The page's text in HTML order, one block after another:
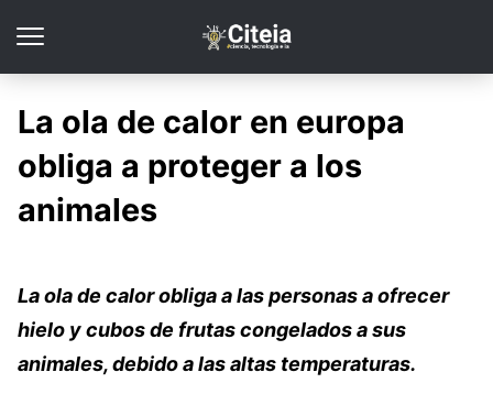
La ola de calor en europa
obliga a proteger a los
animales
La ola de calor obliga a las personas a ofrecer
hielo y cubos de frutas congelados a sus
animales, debido a las altas temperaturas.